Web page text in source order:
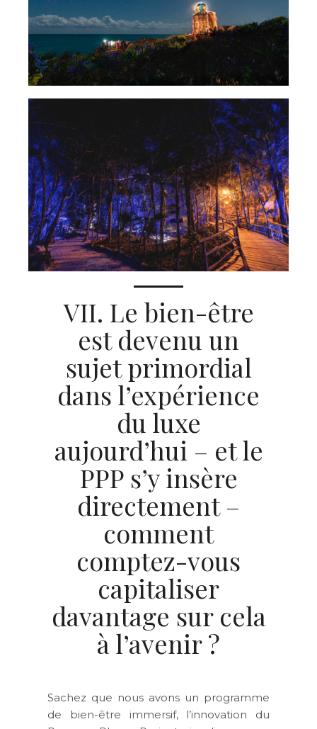
VII. Le bien-être
est devenu un
sujet primordial
dans l’expérience
du luxe
aujourd’hui – et le
PPP s’y insère
directement –
comment
comptez-vous
capitaliser
davantage sur cela
à l’avenir ?
Sachez que nous avons un programme
de bien-être immersif, l’innovation du